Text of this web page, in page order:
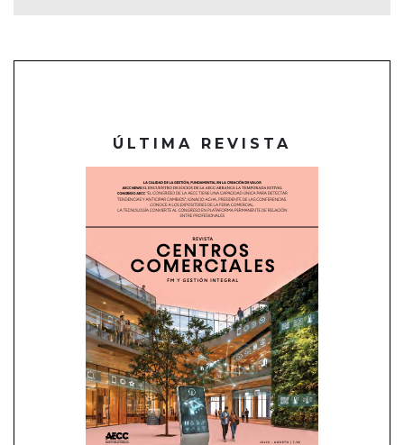
ÚLTIMA REVISTA